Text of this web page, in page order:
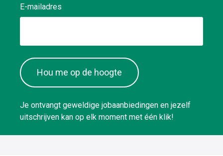
E-mailadres
Hou me op de hoogte
Je ontvangt geweldige jobaanbiedingen en jezelf
uitschrijven kan op elk moment met één klik!